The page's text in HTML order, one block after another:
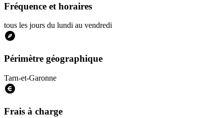
Fréquence et horaires
tous les jours du lundi au vendredi
Périmètre géographique
Tarn-et-Garonne
Frais à charge